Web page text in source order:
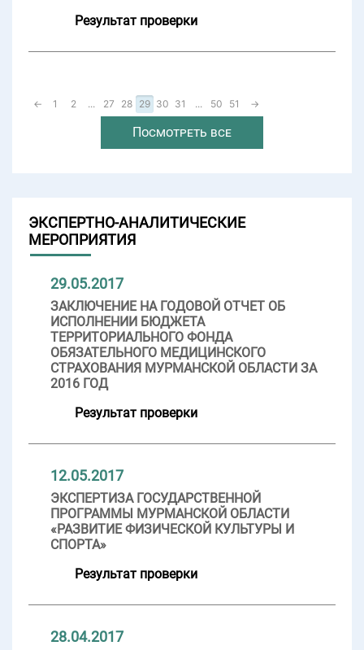
Результат проверки
← 1 2 ... 27 28 29 30 31 ... 50 51 →
Посмотреть все
ЭКСПЕРТНО-АНАЛИТИЧЕСКИЕ
МЕРОПРИЯТИЯ
29.05.2017
ЗАКЛЮЧЕНИЕ НА ГОДОВОЙ ОТЧЕТ ОБ
ИСПОЛНЕНИИ БЮДЖЕТА
ТЕРРИТОРИАЛЬНОГО ФОНДА
ОБЯЗАТЕЛЬНОГО МЕДИЦИНСКОГО
СТРАХОВАНИЯ МУРМАНСКОЙ ОБЛАСТИ ЗА
2016 ГОД
Результат проверки
12.05.2017
ЭКСПЕРТИЗА ГОСУДАРСТВЕННОЙ
ПРОГРАММЫ МУРМАНСКОЙ ОБЛАСТИ
«РАЗВИТИЕ ФИЗИЧЕСКОЙ КУЛЬТУРЫ И
СПОРТА»
Результат проверки
28.04.2017